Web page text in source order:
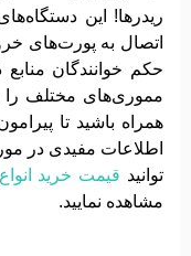
ریدرها! این
اتصال به پورت‌های
حکم خوانندگان
مموری‌های مختلف را
همراه باشید تا
اطلاعات مفیدی در
توانید قیمت خرید انواع
مشاهده نمایید.